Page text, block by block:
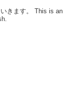
きます。 This is an